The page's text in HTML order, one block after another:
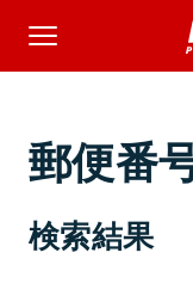
郵便番
検索結果